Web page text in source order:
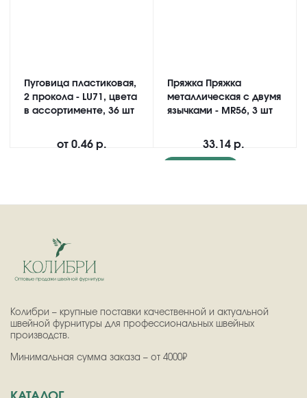
Пуговица пластиковая,
2 прокола - LU71, цвета
в ассортименте, 36 шт
от 0.46 р.
Пряжка Пряжка
металлическая с двумя
язычками - MR56, 3 шт
33.14 р.
Колибри – крупные поставки качественной и актуальной
швейной фурнитуры для профессиональных швейных
производств.
Минимальная сумма заказа – от 4000₽